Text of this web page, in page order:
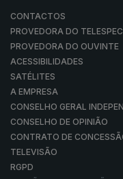
CONTACTOS
PROVEDORA DO
PROVEDORA DO OUVINTE
ACESSIBILIDADES
SATÉLITES
A EMPRESA
CONSELHO GERAL
CONSELHO DE OPINIÃO
CONTRATO DE
TELEVISÃO
RGPD